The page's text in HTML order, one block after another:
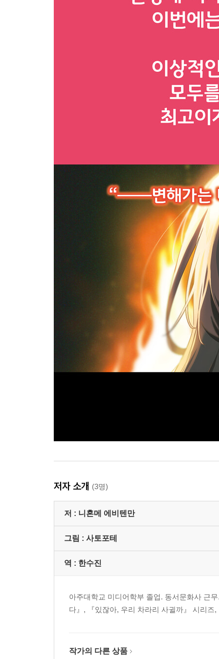
저자 소개 (3명)
저 : 니혼메 에비텐만
그림 : 사토포테
역 : 한수진
아주대학교 미디어학부 졸업. 동서문화사 근
다』, 『있잖아, 우리 차라리 사귈까』 시리
작가의 다른 상품